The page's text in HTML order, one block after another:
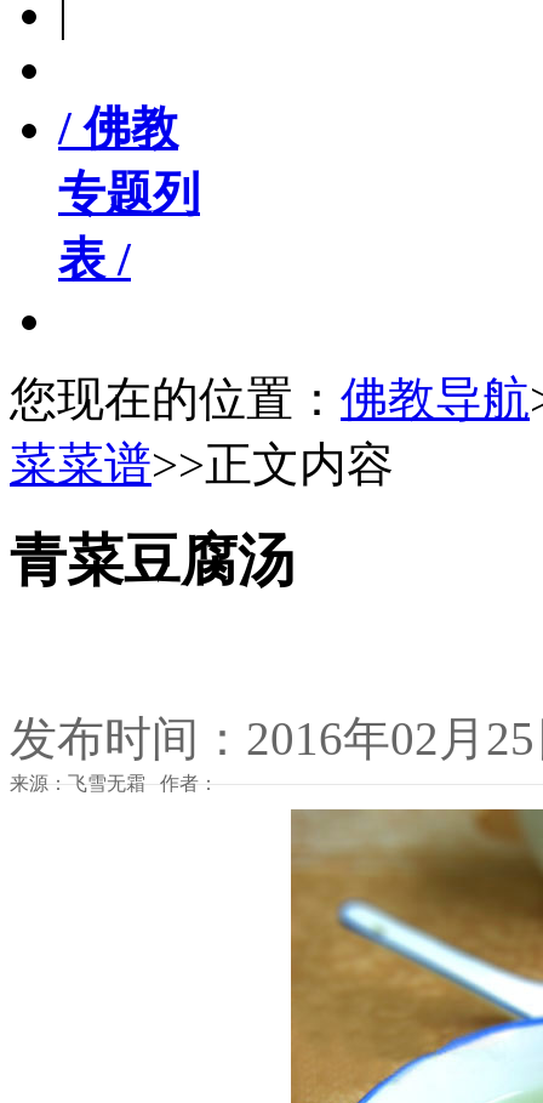
|
/ 佛教
专题列
表 /
您现在的位置： 佛教导航
菜菜谱>>正文内容
青菜豆腐汤
发布时间：2016年02月
来源：飞雪无霜 作者：